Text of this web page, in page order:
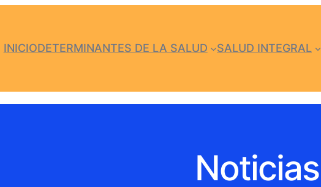
INICIODETERMINANTES DE LA SALUD SALUD INTEGRAL
Noticias